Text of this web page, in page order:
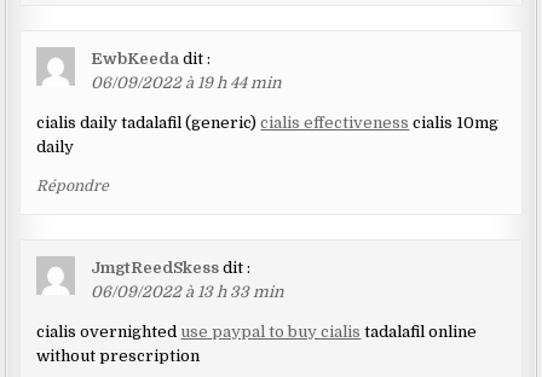
EwbKeeda dit :
06/09/2022 à 19 h 44 min
cialis daily tadalafil (generic)cialis effectiveness cialis 10mg
daily
Répondre
JmgtReedSkess dit :
06/09/2022 à 13 h 33 min
cialis overnighted use paypal to buy cialis tadalafil online
without prescription